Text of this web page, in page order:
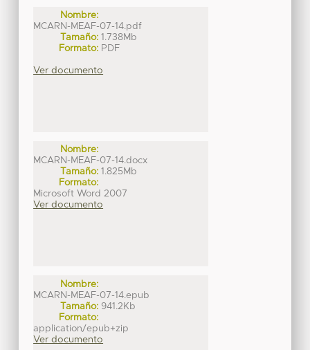
Nombre:
MCARN-MEAF-07-14.pdf
Tamaño: 1.738Mb
Formato: PDF
Ver documento
Nombre:
MCARN-MEAF-07-14.docx
Tamaño: 1.825Mb
Formato:
Microsoft Word 2007
Ver documento
Nombre:
MCARN-MEAF-07-14.epub
Tamaño: 941.2Kb
Formato:
application/epub+zip
Ver documento